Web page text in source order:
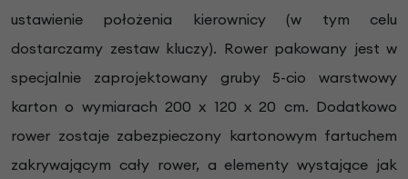
ustawienie położenia kierownicy (w tym celu
dostarczamy zestaw kluczy). Rower pakowany jest w
specjalnie zaprojektowany gruby 5-cio warstwowy
karton o wymiarach 200 x 120 x 20 cm. Dodatkowo
rower zostaje zabezpieczony kartonowym fartuchem
zakrywającym cały rower, a elementy wystające jak